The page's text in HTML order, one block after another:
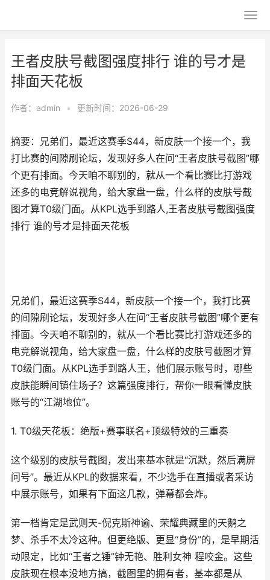
王者皮肤号截图强度排行 谁的号才是
排面天花板
作者： admin • 更新时间：2026-06-29
摘要：兄弟们，最近这赛季S44，新皮肤一个接一个，我
打比赛的间隙刷论坛，发现好多人在问“王者皮肤号截图”哪
个更有排面。今天咱不聊别的，就从一个看比赛比打游戏
还多的电竞解说视角，给大家盘一盘，什么样的皮肤号截
图才算T0级门面。从KPL选手到路人,王者皮肤号截图强度
排行 谁的号才是排面天花板
兄弟们，最近这赛季S44，新皮肤一个接一个，我打比赛
的间隙刷论坛，发现好多人在问“王者皮肤号截图”哪个更有
排面。今天咱不聊别的，就从一个看比赛比打游戏还多的
电竞解说视角，给大家盘一盘，什么样的皮肤号截图才算
T0级门面。从KPL选手到路人王，他们展示账号时，哪些
皮肤能瞬间镇住场子？这篇强度排行，帮你一眼看懂皮肤
账号的“江湖地位”。
1. T0级天花板：绝版+赛事联名+顶级特效的三重奏
这个级别的皮肤号截图，发出来基本就是“沉默，然后满屏
问号”。最近从KPL的数据来看，不少选手在直播或者采访
中展示账号，如果有下面这几款，弹幕都会炸。
第一档肯定是武则天-倪克斯神谕、荣耀典藏里的天鹅之
梦、杀手不太冷这种。但更绝版、更显“身份”的，是早期活
动限定，比如“王者之锤”钟无艳、胜利女神 程咬金。这些
皮肤现在根本没地方搞，截图里的拥有者，基本都是从